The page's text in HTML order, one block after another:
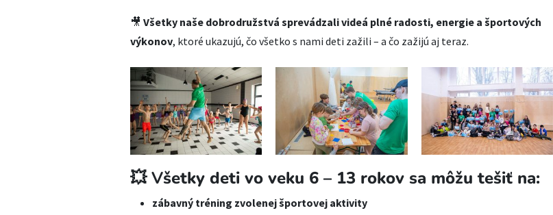
🎥 Všetky naše dobrodružstvá sprevádzali videá plné radosti, energie a športových
výkonov, ktoré ukazujú, čo všetko s nami deti zažili – a čo zažijú aj teraz.
💥 Všetky deti vo veku 6 – 13 rokov sa môžu tešiť na:
zábavný tréning zvolenej športovej aktivity